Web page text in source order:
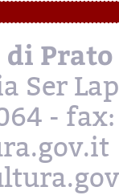
Prato
Ser
- fax: